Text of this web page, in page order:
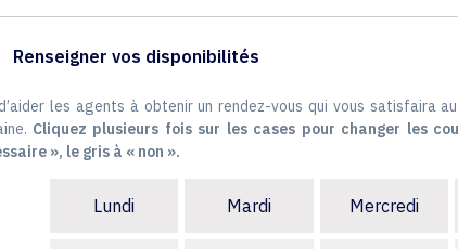
Renseigner vos disponibilités
les agents à obtenir un rendez-vous qui vous satisfaira
Cliquez plusieurs fois sur les cases pour changer les
», le gris à « non ».
Lundi Mardi Mercredi